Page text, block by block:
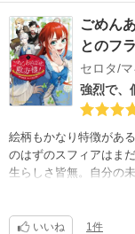
ごめん
とのフ
セロタ/
強烈で、
絵柄もかなり特徴があ
のはずのスフィアはま
生らしさ皆無。自分の
、自分の幸せの芽を次
お話はないので、続き
いいね 1件